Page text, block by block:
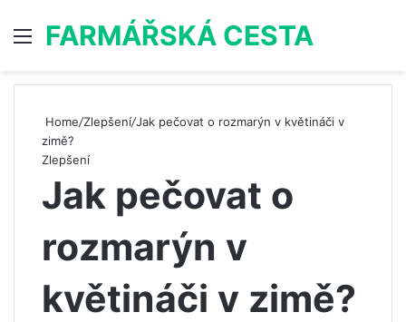
Menu
FARMÁŘSKÁ CESTA
Home/Zlepšení/Jak pečovat o rozmarýn v květináči v
zimě?
Zlepšení
Jak pečovat o
rozmarýn v
květináči v zimě?